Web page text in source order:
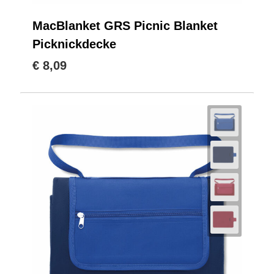
MacBlanket GRS Picnic Blanket
Picknickdecke
€ 8,09